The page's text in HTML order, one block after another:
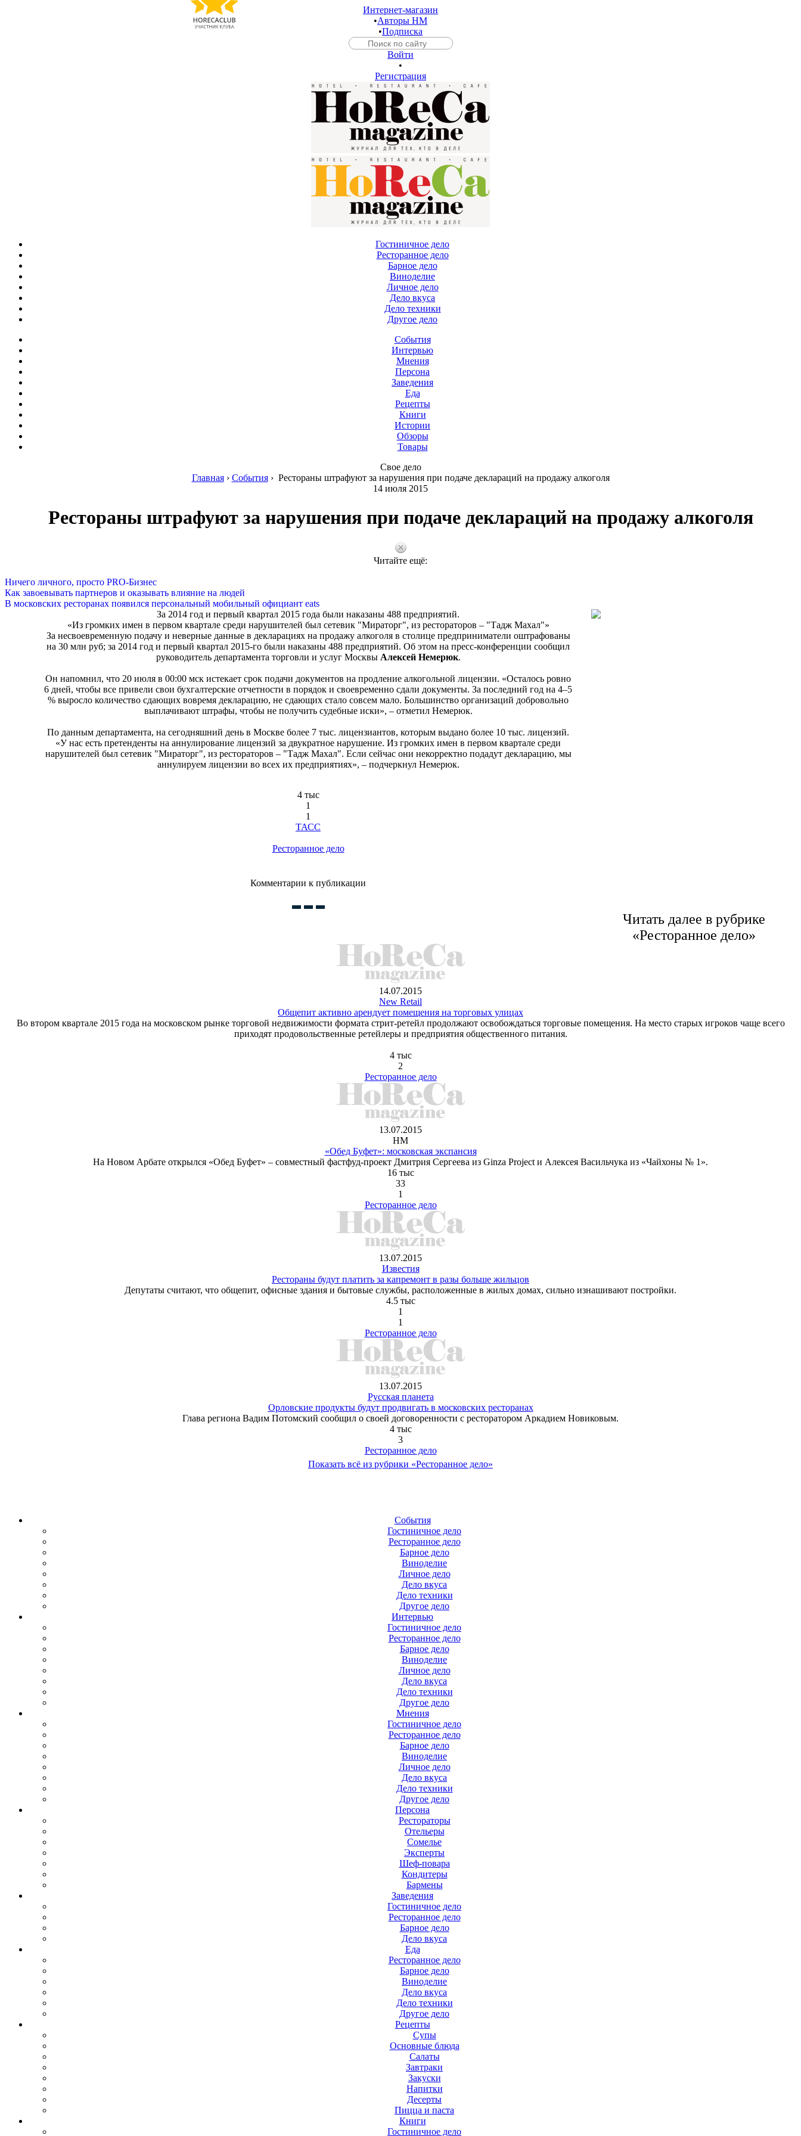
Интернет-магазин
•Авторы HM
•Подписка
Войти
•
Регистрация
Гостиничное дело
Ресторанное дело
Барное дело
Виноделие
Личное дело
Дело вкуса
Дело техники
Другое дело
События
Интервью
Мнения
Персона
Заведения
Еда
Рецепты
Книги
Истории
Обзоры
Товары
Свое дело
Главная› События› Рестораны штрафуют за нарушения при подаче деклараций на продажу алкоголя
14 июля 2015
Рестораны штрафуют за нарушения при подаче деклараций на продажу алкоголя
Читайте ещё:
Ничего личного, просто PRO-Бизнес
Как завоевывать партнеров и оказывать влияние на людей
В московских ресторанах появился персональный мобильный официант eats
За 2014 год и первый квартал 2015 года были наказаны 488 предприятий.
«Из громких имен в первом квартале среди нарушителей был сетевик "Мираторг", из рестораторов ‒ "Тадж Махал"»
За несвоевременную подачу и неверные данные в декларациях на продажу алкоголя в столице предприниматели оштрафованы
на 30 млн руб; за 2014 год и первый квартал 2015-го были наказаны 488 предприятий. Об этом на пресс-конференции сообщил
руководитель департамента торговли и услуг Москвы Алексей Немерюк.
Он напомнил, что 20 июля в 00:00 мск истекает срок подачи документов на продление алкогольной лицензии. «Осталось ровно
6 дней, чтобы все привели свои бухгалтерские отчетности в порядок и своевременно сдали документы. За последний год на 4‒5
% выросло количество сдающих вовремя декларацию, не сдающих стало совсем мало. Большинство организаций добровольно
выплачивают штрафы, чтобы не получить судебные иски», ‒ отметил Немерюк.
По данным департамента, на сегодняшний день в Москве более 7 тыс. лицензиантов, которым выдано более 10 тыс. лицензий.
«У нас есть претенденты на аннулирование лицензий за двукратное нарушение. Из громких имен в первом квартале среди
нарушителей был сетевик "Мираторг", из рестораторов ‒ "Тадж Махал". Если сейчас они некорректно подадут декларацию, мы
аннулируем лицензии во всех их предприятиях», ‒ подчеркнул Немерюк.
4 тыс
1
1
ТАСС
Ресторанное дело
Комментарии к публикации
Читать далее в рубрике
«Ресторанное дело»
14.07.2015
New Retail
Общепит активно арендует помещения на торговых улицах
Во втором квартале 2015 года на московском рынке торговой недвижимости формата стрит-ретейл продолжают освобождаться торговые помещения. На место старых игроков чаще всего
приходят продовольственные ретейлеры и предприятия общественного питания.
4 тыс
2
Ресторанное дело
13.07.2015
HM
«Обед Буфет»: московская экспансия
На Новом Арбате открылся «Обед Буфет» ‒ совместный фастфуд-проект Дмитрия Сергеева из Ginza Project и Алексея Васильчука из «Чайхоны № 1».
16 тыс
33
1
Ресторанное дело
13.07.2015
Известия
Рестораны будут платить за капремонт в разы больше жильцов
Депутаты считают, что общепит, офисные здания и бытовые службы, расположенные в жилых домах, сильно изнашивают постройки.
4.5 тыс
1
1
Ресторанное дело
13.07.2015
Русская планета
Орловские продукты будут продвигать в московских ресторанах
Глава региона Вадим Потомский сообщил о своей договоренности с ресторатором Аркадием Новиковым.
4 тыс
3
Ресторанное дело
Показать всё из рубрики «Ресторанное дело»
События
Гостиничное дело
Ресторанное дело
Барное дело
Виноделие
Личное дело
Дело вкуса
Дело техники
Другое дело
Интервью
Гостиничное дело
Ресторанное дело
Барное дело
Виноделие
Личное дело
Дело вкуса
Дело техники
Другое дело
Мнения
Гостиничное дело
Ресторанное дело
Барное дело
Виноделие
Личное дело
Дело вкуса
Дело техники
Другое дело
Персона
Рестораторы
Отельеры
Сомелье
Эксперты
Шеф-повара
Кондитеры
Бармены
Заведения
Гостиничное дело
Ресторанное дело
Барное дело
Дело вкуса
Еда
Ресторанное дело
Барное дело
Виноделие
Дело вкуса
Дело техники
Другое дело
Рецепты
Супы
Основные блюда
Салаты
Завтраки
Закуски
Напитки
Десерты
Пицца и паста
Книги
Гостиничное дело